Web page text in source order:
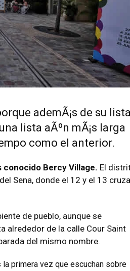
ademÃ¡s de su lista
lista aÃºn mÃ¡s larga
como el anterior.
conocido Bercy Village. El
Sena, donde el 12 y el 13
de pueblo, aunque se
alrededor de la calle Cour Saint
del mismo nombre.
primera vez que escuchan sobre